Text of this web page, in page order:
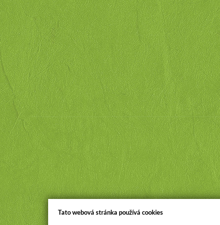
Tato webová stránka používá cookies